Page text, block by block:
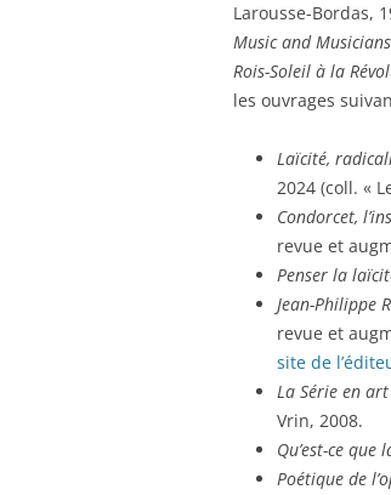
Larousse-Bordas,
Music and Musicians
Rois-Soleil à la
les ouvrages
Laïcité,
2024 (coll. «
Condorcet,
revue et
Penser la
Jean-Philippe
revue et
site de
La Série en
Vrin, 2008.
Qu’est-ce que
Poétique de